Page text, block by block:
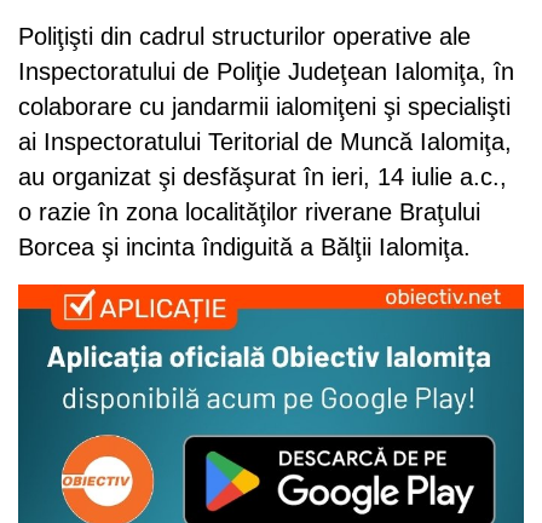
Poliţişti din cadrul structurilor operative ale
Inspectoratului de Poliţie Judeţean Ialomiţa, în
colaborare cu jandarmii ialomiţeni şi specialişti
ai Inspectoratului Teritorial de Muncă Ialomiţa,
au organizat şi desfăşurat în ieri, 14 iulie a.c.,
o razie în zona localităţilor riverane Braţului
Borcea şi incinta îndiguită a Bălţii Ialomiţa.